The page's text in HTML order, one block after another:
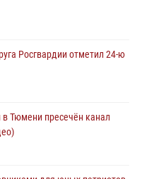
«Прогуляемся по
огонь Победы»
память генерала
Росгвардии отметил 24-ю
в Тюмени пресечён канал